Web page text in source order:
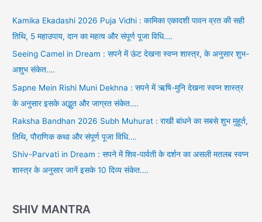
Kamika Ekadashi 2026 Puja Vidhi : कामिका एकादशी पावन व्रत की सही
तिथि, 5 महाउपाय, दान का महत्व और संपूर्ण पूजा विधि….
Seeing Camel in Dream : सपने में ऊंट देखना स्वप्न शास्त्र, के अनुसार शुभ-
अशुभ संकेत….
Sapne Mein Rishi Muni Dekhna : सपने में ऋषि-मुनि देखना स्वप्न शास्त्र
के अनुसार इसके अद्भुत और जाग्रत संकेत….
Raksha Bandhan 2026 Subh Muhurat : राखी बांधने का सबसे शुभ मुहूर्त,
तिथि, पौराणिक कथा और संपूर्ण पूजा विधि….
Shiv-Parvati in Dream : सपने में शिव-पार्वती के दर्शन का असली मतलब स्वप्न
शास्त्र के अनुसार जानें इसके 10 दिव्य संकेत….
SHIV MANTRA